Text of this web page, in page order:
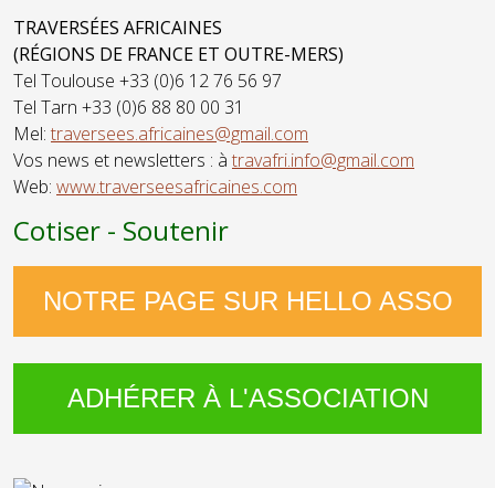
TRAVERSÉES AFRICAINES
(RÉGIONS DE FRANCE ET OUTRE-MERS)
Tel Toulouse +33 (0)6 12 76 56 97
Tel Tarn +33 (0)6 88 80 00 31
Mel: traversees.africaines@gmail.com
Vos news et newsletters : à travafri.info@gmail.com
Web: www.traverseesafricaines.com
Cotiser - Soutenir
NOTRE PAGE SUR HELLO ASSO
ADHÉRER À L'ASSOCIATION